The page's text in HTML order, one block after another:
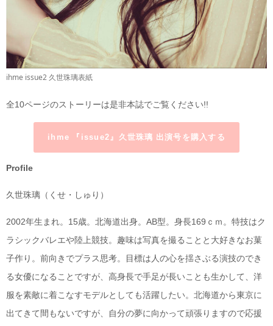
ihme issue2 久世珠璃表紙
全10ページのストーリーは是非本誌でご覧ください!!
ihme 『issue2』 久世珠璃 出演号を購入する
Profile
久世珠璃（くせ・しゅり）
2002年生まれ。15歳。北海道出身。AB型。身長169ｃｍ。特技はク
ラシックバレエや陸上競技。趣味は写真を撮ることと大好きなお菓
子作り。前向きでプラス思考。目標は人の心を揺さぶる演技のでき
る女優になることですが、高身長で手足が長いことも生かして、洋
服を素敵に着こなすモデルとしても活躍したい。北海道から東京に
出てきて間もないですが、自分の夢に向かって頑張りますので応援